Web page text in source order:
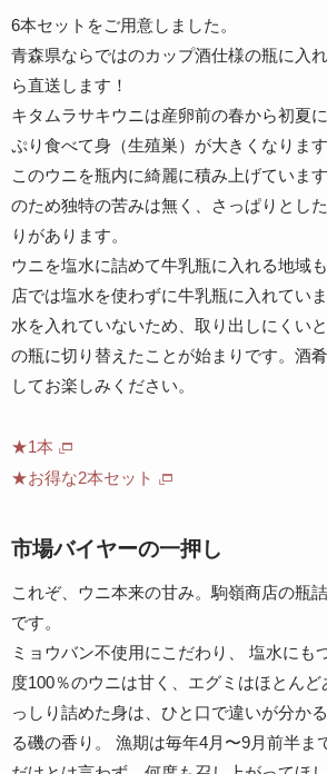
6本セットをご用意しました。
青森県ならではのカップ酒仕様の瓶に入
ら直送します！
キタムラサキウニは産卵前の春から初夏
ぷり食べて身（生殖巣）が大きくなります
このウニを瓶内に綺麗に積み上げていま
のため独特の苦みは無く、さっぱりとし
りがあります。
ウニを塩水に詰めて牛乳瓶に入れる地域
店では塩水を使わずに牛乳瓶に入れてい
水を入れていないため、取り出しにくい
の瓶に切り替えたことが始まりです。酒
してお楽しみください。
★1本
★お得な2本セット
市場バイヤーの一押し
これぞ、ウニ本来の甘み。駒嶺商店の瓶
です。
ミョウバン不使用にこだわり、 塩水にも
度100％のウニは甘く、エグミはほとん
っしり詰めた身は、ひと口で違いが分か
る磯の香り。 漁期は毎年4月〜9月前半ま